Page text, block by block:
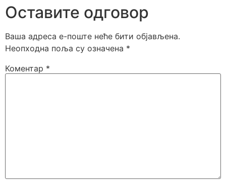
Оставите одговор
Ваша адреса е-поште неће бити објављена.
Неопходна поља су означена *
Коментар *